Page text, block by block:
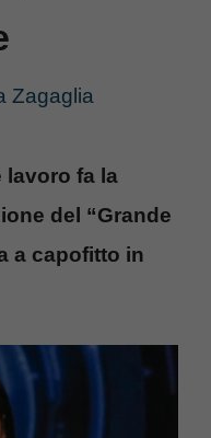
Zagaglia
lavoro fa la
del “Grande
a capofitto in